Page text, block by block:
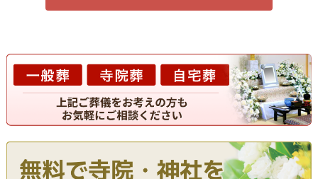
直葬プラン
式場安置専用プラン
85,000円
一般価格 税込132,000円
会員価格（税込94,000円）